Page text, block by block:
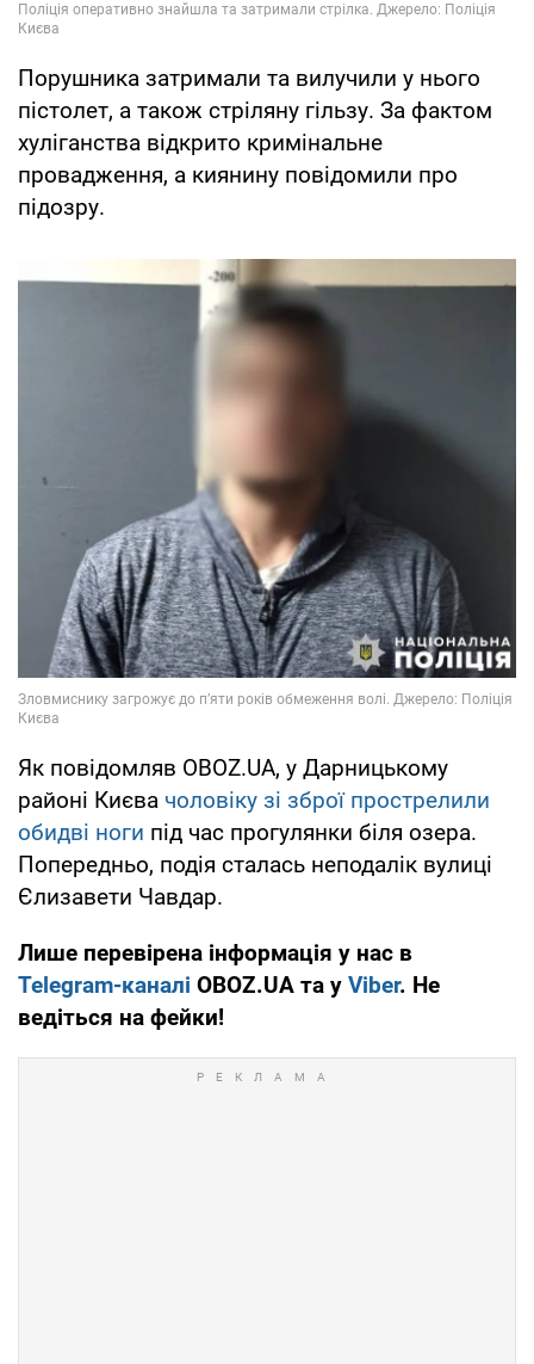
Порушника затримали та вилучили у нього
пістолет, а також стріляну гільзу. За фактом
хуліганства відкрито кримінальне
провадження, а киянину повідомили про
підозру.
Як повідомляв OBOZ.UA, у Дарницькому
районі Києва чоловіку зі зброї прострелили
обидві ноги під час прогулянки біля озера.
Попередньо, подія сталась неподалік вулиці
Єлизавети Чавдар.
Лише перевірена інформація у нас в
Telegram-каналі OBOZ.UA та у Viber. Не
ведіться на фейки!